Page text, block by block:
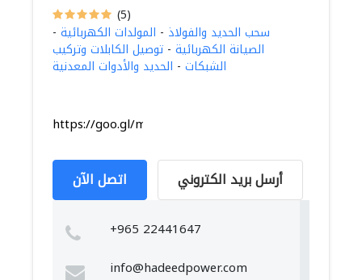
(5)
سحب الحديد والفولاذ - المولدات الكهربائية -
الصيانة الكهربائية - توصيل الكابلات وتركيب
الشبكات - الحديد والأدوات المعدنية
https://goo.gl/maps/CTjCsXdn9CgtrEDR9
اتصل الآن أرسل بريد الكتروني
+965 22441647
info@hadeedpower.com